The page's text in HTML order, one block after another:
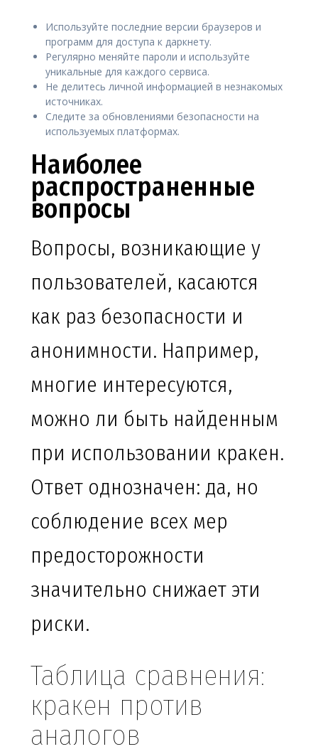
Используйте последние версии браузеров и
программ для доступа к даркнету.
Регулярно меняйте пароли и используйте
уникальные для каждого сервиса.
Не делитесь личной информацией в незнакомых
источниках.
Следите за обновлениями безопасности на
используемых платформах.
Наиболее
распространенные
вопросы
Вопросы, возникающие у
пользователей, касаются
как раз безопасности и
анонимности. Например,
многие интересуются,
можно ли быть найденным
при использовании кракен.
Ответ однозначен: да, но
соблюдение всех мер
предосторожности
значительно снижает эти
риски.
Таблица сравнения:
кракен против
аналогов